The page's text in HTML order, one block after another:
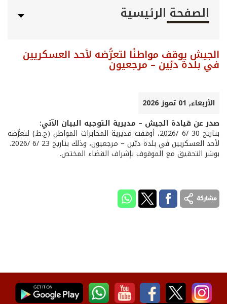
الصفحة الرئيسية
الجيش يوقف مواطنًا لتعرُّضه لأحد العسكريين
في بلدة دبّين – مرجعيون
الأربعاء, 01 تموز 2026
صدر عن قيادة الجيش – مديرية التوجيه البيان الآتي:
بتاريخ 30 /6 /2026، أوقفت مديرية المخابرات المواطن (ح.ط.) لتعرُّضه
لأحد العسكريين في بلدة دبّين – مرجعيون، وذلك بتاريخ 23 /6 /2026.
بوشر التحقيق مع الموقوف بإشراف القضاء المختص.